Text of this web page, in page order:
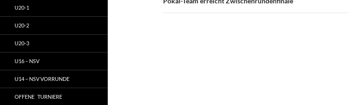
U20-1
U20-2
U20-3
U16 – NSV
U14 – NSV VORRUNDE
OFFENE TURNIERE